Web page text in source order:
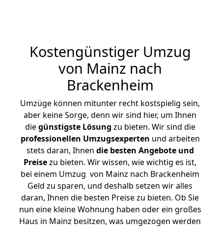
Kostengünstiger Umzug
von Mainz nach
Brackenheim
Umzüge können mitunter recht kostspielig sein,
aber keine Sorge, denn wir sind hier, um Ihnen
diegünstigste Lösung zu bieten. Wir sind die
professionellen Umzugsexperten und arbeiten
stets daran, Ihnen die besten Angebote und
Preisezu bieten. Wir wissen, wie wichtig es ist,
bei einem Umzug von Mainz nach Brackenheim
Geld zu sparen, und deshalb setzen wir alles
daran, Ihnen die besten Preise zu bieten. Ob Sie
nun eine kleine Wohnung haben oder ein großes
Haus in Mainz besitzen, was umgezogen werden